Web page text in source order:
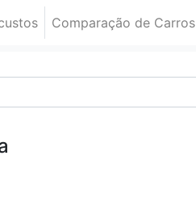
Comparação de Carros